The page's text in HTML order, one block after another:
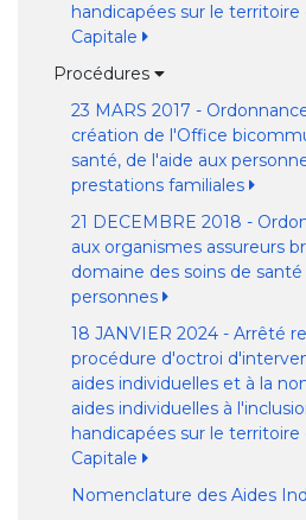
handicapées sur le territoire
Capitale
Procédures
23 MARS 2017 -
création de l'Office
santé, de l'aide aux
prestations familiales
21 DECEMBRE 2018 -
aux organismes assureurs
domaine des soins de
personnes
18 JANVIER 2024 - Arrêté
procédure d'octroi
aides individuelles et à la
aides individuelles à
handicapées sur le territoire
Capitale
Nomenclature des Aides